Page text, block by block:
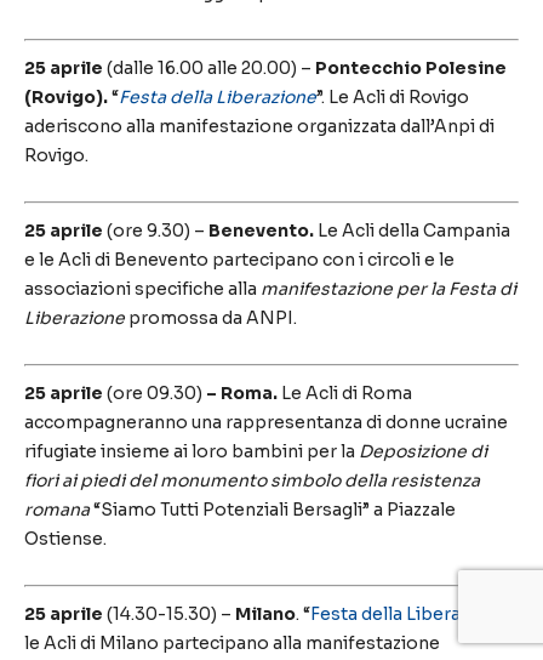
25 aprile (dalle 16.00 alle 20.00) – Pontecchio Polesine
(Rovigo).“Festa della Liberazione”. Le Acli di Rovigo
aderiscono alla manifestazione organizzata dall’Anpi di
Rovigo.
25 aprile (ore 9.30) – Benevento. Le Acli della Campania
e le Acli di Benevento partecipano con i circoli e le
associazioni specifiche alla manifestazione per la Festa di
Liberazione promossa da ANPI.
25 aprile (ore 09.30) – Roma. Le Acli di Roma
accompagneranno una rappresentanza di donne ucraine
rifugiate insieme ai loro bambini per la Deposizione di
fiori ai piedi del monumento simbolo della resistenza
romana“Siamo Tutti Potenziali Bersagli” a Piazzale
Ostiense.
25 aprile (14.30-15.30) – Milano. “Festa della Liberazione
le Acli di Milano partecipano alla manifestazione